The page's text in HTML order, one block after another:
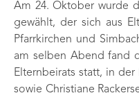
Am 24. Oktober wurde
gewählt, der sich aus
Pfarrkirchen und
am selben Abend fand
Elternbeirats statt, in
sowie Christiane